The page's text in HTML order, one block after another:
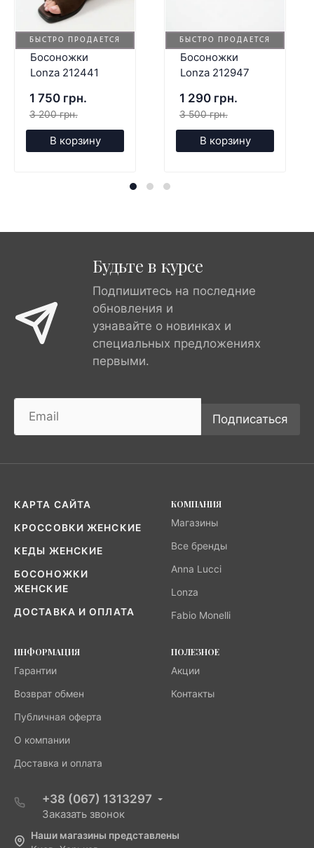
БЫСТРО ПРОДАЕТСЯ
Босоножки
Lonza 212441
1 750 грн.
3 200 грн.
В корзину
БЫСТРО ПРОДАЕТСЯ
Босоножки
Lonza 212947
1 290 грн.
3 500 грн.
В корзину
Будьте в курсе
Подпишитесь на последние
обновления и
узнавайте о новинках и
специальных предложениях
первыми.
Подписаться
КАРТА САЙТА
КРОССОВКИ ЖЕНСКИЕ
КЕДЫ ЖЕНСКИЕ
БОСОНОЖКИ
ЖЕНСКИЕ
ДОСТАВКА И ОПЛАТА
КОМПАНИЯ
Магазины
Все бренды
Anna Lucci
Lonza
Fabio Monelli
ИНФОРМАЦИЯ
Гарантии
Возврат обмен
Публичная оферта
О компании
Доставка и оплата
ПОЛЕЗНОЕ
Акции
Контакты
+38 (067) 1313297
Заказать звонок
Наши магазины представлены